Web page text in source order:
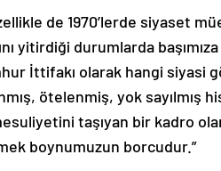
de 1970’lerde siyaset
yitirdiği durumlarda
İttifakı olarak hangi siyasi
ötelenmiş, yok sayılmış
taşıyan bir kadro
boynumuzun borcudur.”